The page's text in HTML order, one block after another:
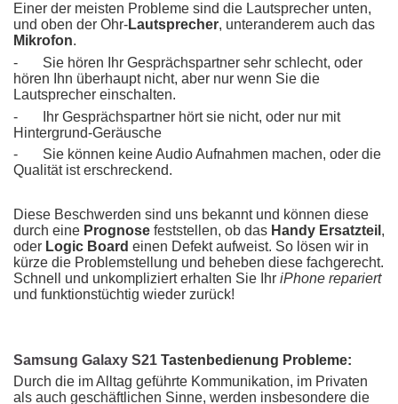
Einer der meisten Probleme sind die Lautsprecher unten,
und oben der Ohr-Lautsprecher, unteranderem auch das
Mikrofon.
- Sie hören Ihr Gesprächspartner sehr schlecht, oder
hören Ihn überhaupt nicht, aber nur wenn Sie die
Lautsprecher einschalten.
- Ihr Gesprächspartner hört sie nicht, oder nur mit
Hintergrund-Geräusche
- Sie können keine Audio Aufnahmen machen, oder die
Qualität ist erschreckend.
Diese Beschwerden sind uns bekannt und können diese
durch eine Prognose feststellen, ob das Handy Ersatzteil ,
oder Logic Board einen Defekt aufweist. So lösen wir in
kürze die Problemstellung und beheben diese fachgerecht.
Schnell und unkompliziert erhalten Sie Ihr iPhone repariert
und funktionstüchtig wieder zurück!
Samsung Galaxy S21 Tastenbedienung Probleme:
Durch die im Alltag geführte Kommunikation, im Privaten
als auch geschäftlichen Sinne, werden insbesondere die